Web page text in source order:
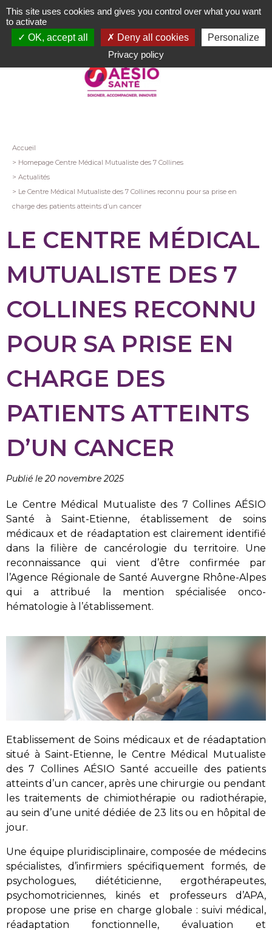
Aller
au
contenu
Fil
d'Ariane
Accueil
Homepage Centre Médical Mutualiste des 7 Collines
Actualités
Le Centre Médical Mutualiste des 7 Collines reconnu pour sa prise en
charge des patients atteints d’un cancer
LE CENTRE MÉDICAL
MUTUALISTE DES 7
COLLINES RECONNU
POUR SA PRISE EN
CHARGE DES
PATIENTS ATTEINTS
D’UN CANCER
Publié le 20 novembre 2025
Le Centre Médical Mutualiste des 7 Collines AÉSIO
Santé à Saint-Etienne, établissement de soins
médicaux et de réadaptation est clairement identifié
dans la filière de cancérologie du territoire. Une
reconnaissance qui vient d’être confirmée par
l’Agence Régionale de Santé Auvergne Rhône-Alpes
qui a attribué la mention spécialisée onco-
hématologie à l’établissement.
Etablissement de Soins médicaux et de réadaptation
situé à Saint-Etienne, le Centre Médical Mutualiste
des 7 Collines AÉSIO Santé accueille des patients
atteints d’un cancer, après une chirurgie ou pendant
les traitements de chimiothérapie ou radiothérapie,
au sein d’une unité dédiée de 23 lits ou en hôpital de
jour.
Une équipe pluridisciplinaire, composée de médecins
spécialistes, d’infirmiers spécifiquement formés, de
psychologues, diététicienne, ergothérapeutes,
psychomotriciennes, kinés et professeurs d’APA,
propose une prise en charge globale : suivi médical,
réadaptation fonctionnelle, évaluation et
This site uses cookies and gives you control over what you want
to activate
OK, accept all
Deny all cookies
Personalize
Privacy policy